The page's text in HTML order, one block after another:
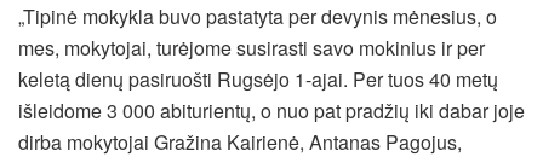
„Tipinė mokykla buvo pastatyta per devynis mėnesius, o
mes, mokytojai, turėjome susirasti savo mokinius ir per
keletą dienų pasiruošti Rugsėjo 1-ajai. Per tuos 40 metų
išleidome 3 000 abiturientų, o nuo pat pradžių iki dabar joje
dirba mokytojai Gražina Kairienė, Antanas Pagojus,